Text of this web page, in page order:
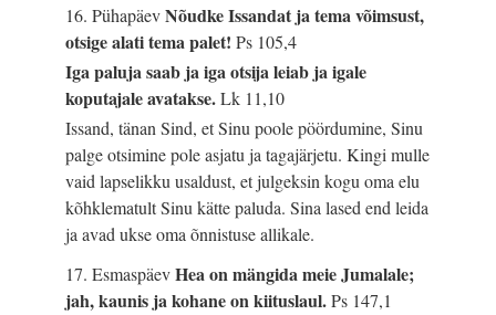
16. PühapäevNõudke Issandat ja tema võimsust,
otsige alati tema palet!Ps 105,4
Iga paluja saab ja iga otsija leiab ja igale
koputajale avatakse.Lk 11,10
Issand, tänan Sind, et Sinu poole pöördumine, Sinu
palge otsimine pole asjatu ja tagajärjetu. Kingi mulle
vaid lapselikku usaldust, et julgeksin kogu oma elu
kõhklematult Sinu kätte paluda. Sina lased end leida
ja avad ukse oma õnnistuse allikale.
17. EsmaspäevHea on mängida meie Jumalale;
jah, kaunis ja kohane on kiituslaul.Ps 147,1